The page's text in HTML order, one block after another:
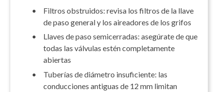
•
Filtros obstruidos: revisa los filtros de la llave
de paso general y los aireadores de los grifos
•
Llaves de paso semicerradas: asegúrate de que
todas las válvulas estén completamente
abiertas
•
Tuberías de diámetro insuficiente: las
conducciones antiguas de 12 mm limitan